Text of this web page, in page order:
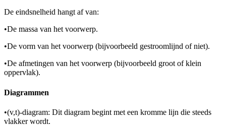
De eindsnelheid hangt af van:
•De massa van het voorwerp.
•De vorm van het voorwerp (bijvoorbeeld gestroomlijnd of niet).
•De afmetingen van het voorwerp (bijvoorbeeld groot of klein
oppervlak).
Diagrammen
•(v,t)-diagram: Dit diagram begint met een kromme lijn die steeds
vlakker wordt.